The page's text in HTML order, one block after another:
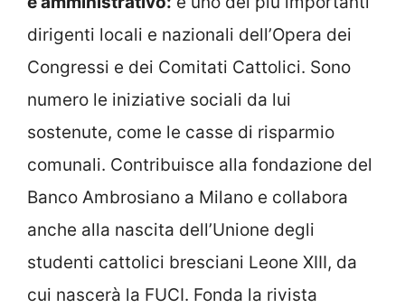
dirigenti locali e nazionali dell’Opera dei
Congressi e dei Comitati Cattolici. Sono
numero le iniziative sociali da lui
sostenute, come le casse di risparmio
comunali. Contribuisce alla fondazione del
Banco Ambrosiano a Milano e collabora
anche alla nascita dell’Unione degli
studenti cattolici bresciani Leone XIII, da
cui nascerà la FUCI. Fonda la rivista